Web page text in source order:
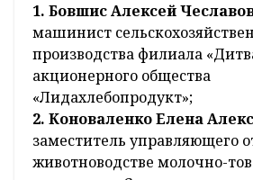
1. Бовшис Алексей
машинист
производства филиала
акционерного общества
«Лидахлебопродукт»;
2. Коноваленко Елена
заместитель управляющего
животноводстве молочно-